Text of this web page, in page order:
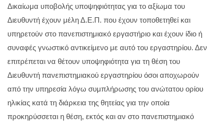
Δικαίωμα υποβολής υποψηφιότητας για το αξίωμα του
Διευθυντή έχουν μέλη Δ.Ε.Π. που έχουν τοποθετηθεί και
υπηρετούν στο πανεπιστημιακό εργαστήριο και έχουν ίδιο ή
συναφές γνωστικό αντικείμενο με αυτό του εργαστηρίου. Δεν
επιτρέπεται να θέτουν υποψηφιότητα για τη θέση του
Διευθυντή πανεπιστημιακού εργαστηρίου όσοι αποχωρούν
από την υπηρεσία λόγω συμπλήρωσης του ανώτατου ορίου
ηλικίας κατά τη διάρκεια της θητείας για την οποία
προκηρύσσεται η θέση, εκτός και αν στο πανεπιστημιακό